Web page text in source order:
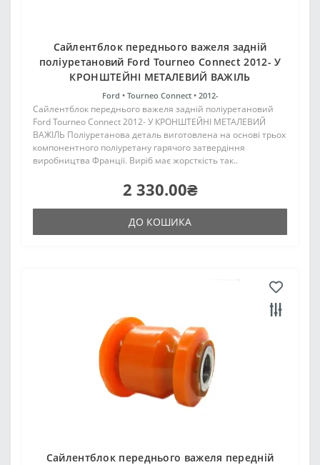
Сайлентблок переднього важеля задній
поліуретановий Ford Tourneo Connect 2012- У
КРОНШТЕЙНІ МЕТАЛЕВИЙ ВАЖІЛЬ
Ford • Tourneo Connect • 2012-
Сайлентблок переднього важеля задній поліуретановий
Ford Tourneo Connect 2012- У КРОНШТЕЙНІ МЕТАЛЕВИЙ
ВАЖІЛЬ Поліуретанова деталь виготовлена на основі трьох
компонентного поліуретану гарячого затвердіння
виробництва Франції. Виріб має жорсткість так..
2 330.00₴
ДО КОШИКА
Сайлентблок переднього важеля передній